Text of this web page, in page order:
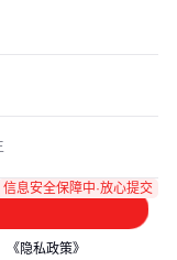
信息安全保障中·放心提交
《隐私政策》